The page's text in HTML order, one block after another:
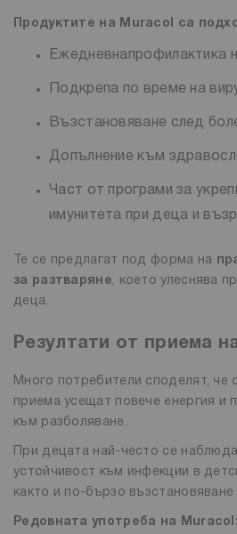
Продуктите на Muracol са
Ежедневнапрофилактика
Подкрепа по време на
Възстановяване след
Допълнение към
Част от програми за
имунитета при деца и
Те се предлагат под форма на
за разтваряне, което улеснява
деца.
Резултати от приема
Много потребители споделят, че
приема усещат повече енергия и
към разболяване.
При децата най-често се
устойчивост към инфекции в
както и по-бързо възстановяване
Редовната употреба на Muracol: